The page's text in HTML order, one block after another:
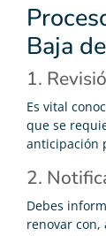
Baja
1.
Es vital
que se
anticipación
2.
Debes
renovar con,